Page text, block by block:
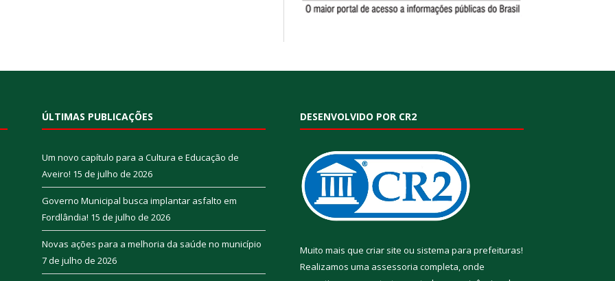
ÚLTIMAS PUBLICAÇÕES
Um novo capítulo para a Cultura e Educação de
Aveiro! 15 de julho de 2026
Governo Municipal busca implantar asfalto em
Fordlândia! 15 de julho de 2026
Novas ações para a melhoria da saúde no município
7 de julho de 2026
DESENVOLVIDO POR CR2
Muito mais que criar site ou sistema para prefeituras!
Realizamos uma assessoria completa, onde